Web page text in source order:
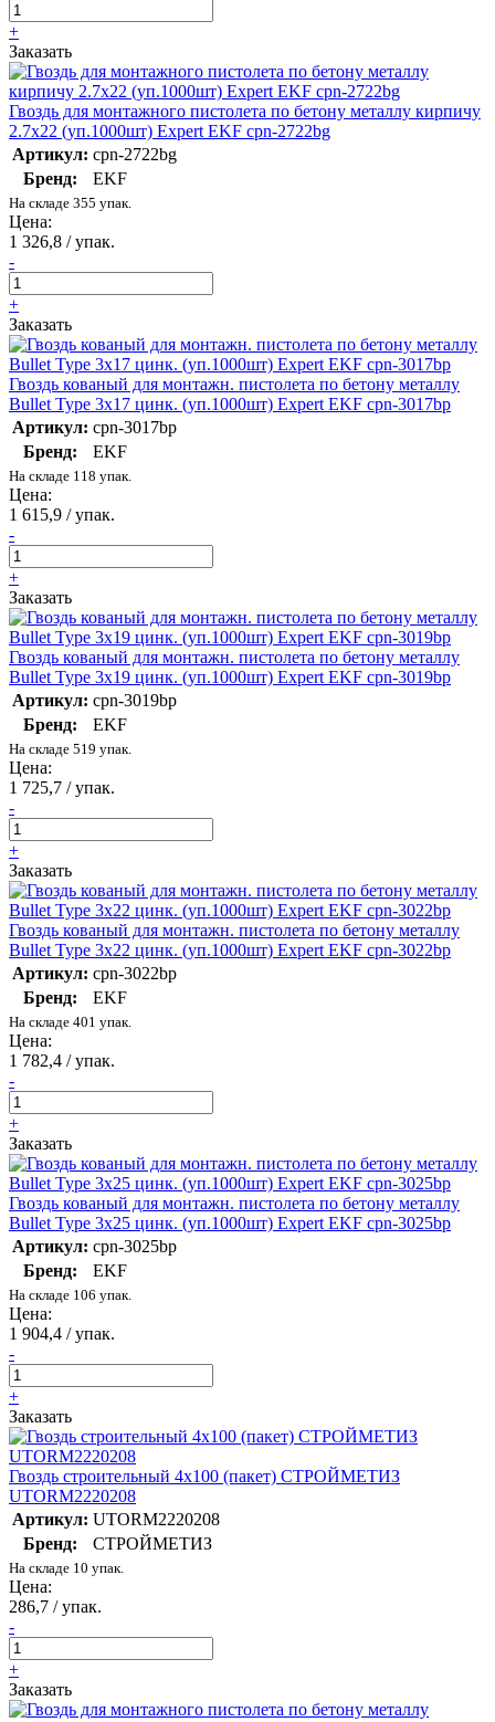
+
Заказать
Гвоздь для монтажного пистолета по бетону металлу кирпичу
2.7х22 (уп.1000шт) Expert EKF cpn-2722bg
Артикул: cpn-2722bg
Бренд:
EKF
На складе 355 упак.
Цена:
1 326,8 / упак.
-
+
Заказать
Гвоздь кованый для монтажн. пистолета по бетону металлу
Bullet Type 3х17 цинк. (уп.1000шт) Expert EKF cpn-3017bp
Артикул: cpn-3017bp
Бренд:
EKF
На складе 118 упак.
Цена:
1 615,9 / упак.
-
+
Заказать
Гвоздь кованый для монтажн. пистолета по бетону металлу
Bullet Type 3х19 цинк. (уп.1000шт) Expert EKF cpn-3019bp
Артикул: cpn-3019bp
Бренд:
EKF
На складе 519 упак.
Цена:
1 725,7 / упак.
-
+
Заказать
Гвоздь кованый для монтажн. пистолета по бетону металлу
Bullet Type 3х22 цинк. (уп.1000шт) Expert EKF cpn-3022bp
Артикул: cpn-3022bp
Бренд:
EKF
На складе 401 упак.
Цена:
1 782,4 / упак.
-
+
Заказать
Гвоздь кованый для монтажн. пистолета по бетону металлу
Bullet Type 3х25 цинк. (уп.1000шт) Expert EKF cpn-3025bp
Артикул: cpn-3025bp
Бренд:
EKF
На складе 106 упак.
Цена:
1 904,4 / упак.
-
+
Заказать
Гвоздь строительный 4х100 (пакет) СТРОЙМЕТИЗ
UTORM2220208
Артикул: UTORM2220208
Бренд:
СТРОЙМЕТИЗ
На складе 10 упак.
Цена:
286,7 / упак.
-
+
Заказать